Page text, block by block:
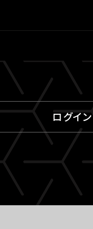
ログイン